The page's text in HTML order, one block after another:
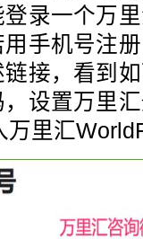
录一个万
手机号注
接，看到
设置万里
万里汇